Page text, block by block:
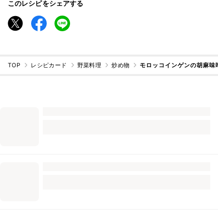
このレシピをシェアする
TOP レシピカード 野菜料理 炒め物 モロッコインゲンの胡麻味